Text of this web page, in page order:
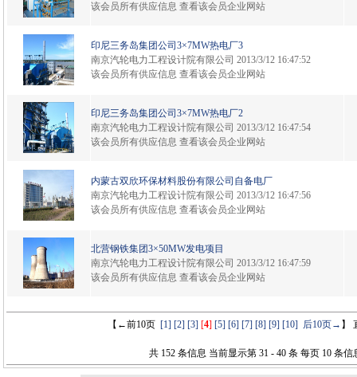
该会员所有供应信息 查看该会员企业网站
印尼三务岛集团公司3×7MW热电厂3
南京汽轮电力工程设计院有限公司 2013/3/12 16:47:52
该会员所有供应信息 查看该会员企业网站
印尼三务岛集团公司3×7MW热电厂2
南京汽轮电力工程设计院有限公司 2013/3/12 16:47:54
该会员所有供应信息 查看该会员企业网站
内蒙古双欣环保材料股份有限公司自备电厂
南京汽轮电力工程设计院有限公司 2013/3/12 16:47:56
该会员所有供应信息 查看该会员企业网站
北营钢铁集团3×50MW发电项目
南京汽轮电力工程设计院有限公司 2013/3/12 16:47:59
该会员所有供应信息 查看该会员企业网站
【←前10页 [1] [2] [3] [4] [5] [6] [7] [8] [9] [10] 后10页→ 】
共 152 条信息 当前显示第 31 - 40 条 每页 10 条信